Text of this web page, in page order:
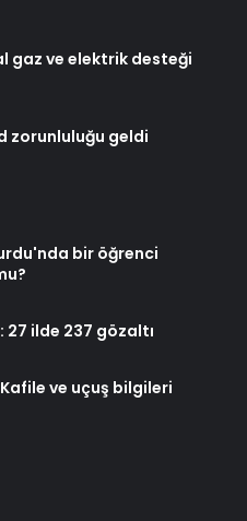
gaz ve elektrik desteği
zorunluluğu geldi
bir öğrenci
ilde 237 gözaltı
ve uçuş bilgileri